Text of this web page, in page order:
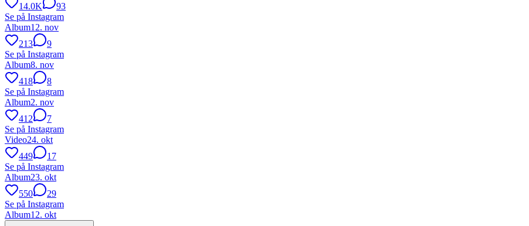
14.0K
93
Se på Instagram
Album12. nov
213
9
Se på Instagram
Album8. nov
418
8
Se på Instagram
Album2. nov
412
7
Se på Instagram
Video24. okt
449
17
Se på Instagram
Album23. okt
550
29
Se på Instagram
Album12. okt